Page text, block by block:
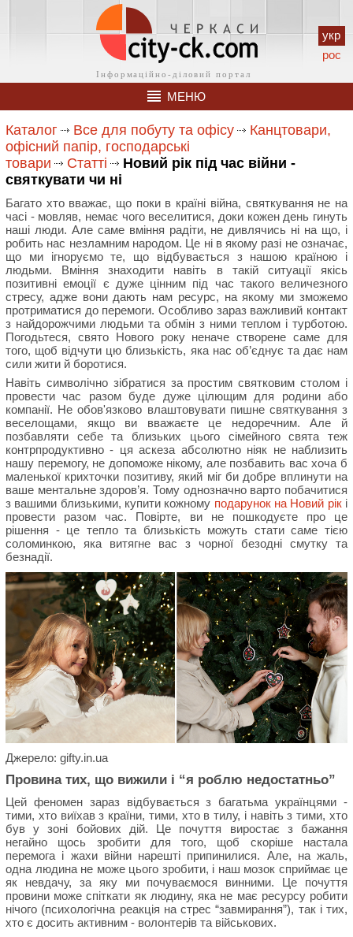
укр
рос
МЕНЮ
Каталог Все для побуту та офісу
Канцтовари,
офісний папір, господарські
товари
Статті
Новий рік під час війни -
святкувати чи ні
Багато хто вважає, що поки в країні війна, святкування не на
часі - мовляв, немає чого веселитися, доки кожен день гинуть
наші люди. Але саме вміння радіти, не дивлячись ні на що, і
робить нас незламним народом. Це ні в якому разі не означає,
що ми ігноруємо те, що відбувається з нашою країною і
людьми. Вміння знаходити навіть в такій ситуації якісь
позитивні емоції є дуже цінним під час такого величезного
стресу, адже вони дають нам ресурс, на якому ми зможемо
протриматися до перемоги. Особливо зараз важливий контакт
з найдорожчими людьми та обмін з ними теплом і турботою.
Погодьтеся, свято Нового року неначе створене саме для
того, щоб відчути цю близькість, яка нас об’єднує та дає нам
сили жити й боротися.
Навіть символічно зібратися за простим святковим столом і
провести час разом буде дуже цілющим для родини або
компанії. Не обов'язково влаштовувати пишне святкування з
веселощами, якщо ви вважаєте це недоречним. Але й
позбавляти себе та близьких цього сімейного свята теж
контрпродуктивно - ця аскеза абсолютно ніяк не наблизить
нашу перемогу, не допоможе нікому, але позбавить вас хоча б
маленької крихточки позитиву, який міг би добре вплинути на
ваше ментальне здоров’я. Тому однозначно варто побачитися
з вашими близькими, купити кожному подарунок на Новий рікі
провести разом час. Повірте, ви не пошкодуєте про це
рішення - це тепло та близькість можуть стати саме тією
соломинкою, яка витягне вас з чорної безодні смутку та
безнадії.
Джерело: gifty.in.ua
Провина тих, що вижили і “я роблю недостатньо”
Цей феномен зараз відбувається з багатьма українцями -
тими, хто виїхав з країни, тими, хто в тилу, і навіть з тими, хто
був у зоні бойових дій. Це почуття виростає з бажання
негайно щось зробити для того, щоб скоріше настала
перемога і жахи війни нарешті припинилися. Але, на жаль,
одна людина не може цього зробити, і наш мозок сприймає це
як невдачу, за яку ми почуваємося винними. Це почуття
провини може спіткати як людину, яка не має ресурсу робити
нічого (психологічна реакція на стрес “завмирання”), так і тих,
хто є досить активним - волонтерів та військових.